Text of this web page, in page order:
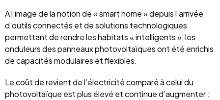
A l’image de la notion de « smart home » depuis l’arrivée
d’outils connectés et de solutions technologiques
permettant de rendre les habitats « intelligents », les
onduleurs des panneaux photovoltaïques ont été enrichis
de capacités modulaires et flexibles.
Le coût de revient de l’électricité comparé à celui du
photovoltaïque est plus élevé et continue d’augmenter :